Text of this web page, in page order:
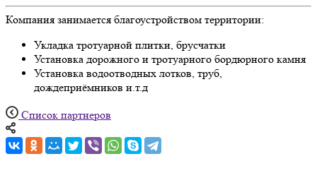
Компания занимается благоустройством территории:
Укладка тротуарной плитки, брусчатки
Установка дорожного и тротуарного бордюрного камня
Установка водоотводных лотков, труб,
дождеприёмников и.т.д
Список партнеров